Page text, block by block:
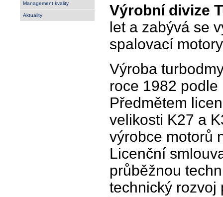
Management kvality
Aktuality
Výrobní divize
let a zabývá se
spalovací
Výroba
roce 1982
Předmětem
velikosti K27 a
výrobce motorů
Licenční
průběžnou
technický rozvoj